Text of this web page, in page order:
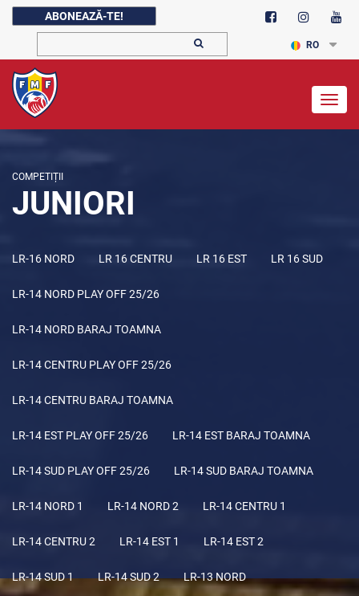
ABONEAZĂ-TE!
RO
COMPETIȚII
JUNIORI
LR-16 NORD LR 16 CENTRU LR 16 EST LR 16 SUD
LR-14 NORD PLAY OFF 25/26
LR-14 NORD BARAJ TOAMNA
LR-14 CENTRU PLAY OFF 25/26
LR-14 CENTRU BARAJ TOAMNA
LR-14 EST PLAY OFF 25/26 LR-14 EST BARAJ TOAMNA
LR-14 SUD PLAY OFF 25/26 LR-14 SUD BARAJ TOAMNA
LR-14 NORD 1 LR-14 NORD 2 LR-14 CENTRU 1
LR-14 CENTRU 2 LR-14 EST 1 LR-14 EST 2
LR-14 SUD 1 LR-14 SUD 2 LR-13 NORD